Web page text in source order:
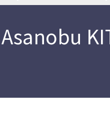
Asanobu